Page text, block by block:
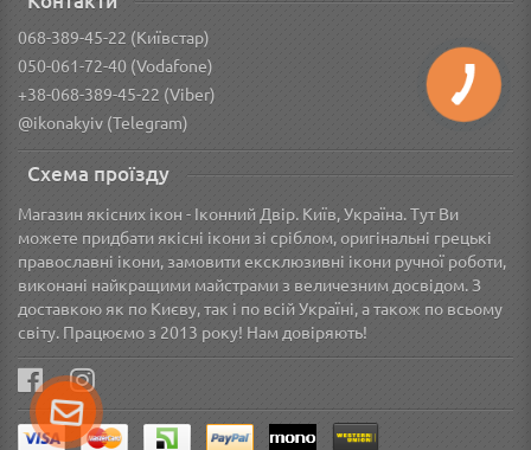
068-389-45-22 (Київстар)
050-061-72-40 (Vodafone)
+38-068-389-45-22 (Viber)
@ikonakyiv (Telegram)
Схема проїзду
Магазин якісних ікон - Іконний Двір. Київ, Україна. Тут Ви
можете придбати якісні ікони зі сріблом, оригінальні грецькі
православні ікони, замовити ексклюзивні ікони ручної роботи,
виконані найкращими майстрами з величезним досвідом. З
доставкою як по Києву, так і по всій Україні, а також по всьому
світу. Працюємо з 2013 року! Нам довіряють!